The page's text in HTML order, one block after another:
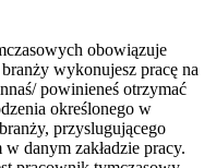
obowiązuje
wykonujesz pracę na
powinieneś otrzymać
określonego w
przyslugującego
danym zakładzie pracy.